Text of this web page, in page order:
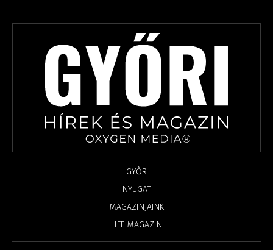
GYŐR
NYUGAT
MAGAZINJAINK
LIFE MAGAZIN